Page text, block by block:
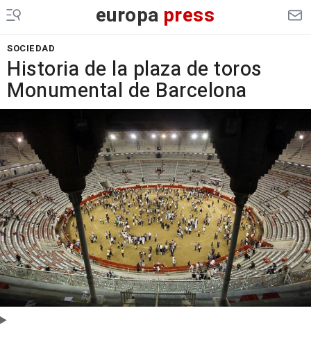
europa press
SOCIEDAD
Historia de la plaza de toros
Monumental de Barcelona